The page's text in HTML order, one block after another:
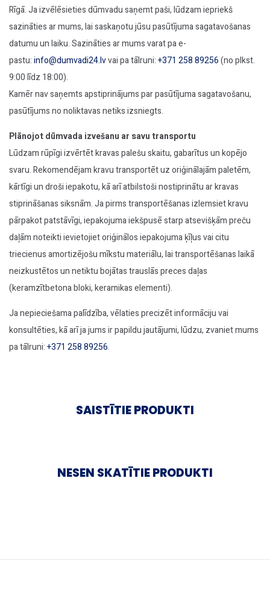
Rīgā. Ja izvēlēsieties dūmvadu saņemt paši, lūdzam iepriekš
sazināties ar mums, lai saskaņotu jūsu pasūtījuma sagatavošanas
datumu un laiku. Sazināties ar mums varat pa e-
pastu:info@dumvadi24.lvvai pa tālruni:+371 258 89256(no plkst.
9:00 līdz 18:00).
Kamēr nav saņemts apstiprinājums par pasūtījuma sagatavošanu,
pasūtījums no noliktavas netiks izsniegts.
Plānojot dūmvada izvešanu ar savu transportu
Lūdzam rūpīgi izvērtēt kravas palešu skaitu, gabarītus un kopējo
svaru. Rekomendējam kravu transportēt uz oriģinālajām paletēm,
kārtīgi un droši iepakotu, kā arī atbilstoši nostiprinātu ar kravas
stiprināšanas siksnām. Ja pirms transportēšanas izlemsiet kravu
pārpakot patstāvīgi, iepakojuma iekšpusē starp atsevišķām preču
daļām noteikti ievietojiet oriģinālos iepakojuma ķīļus vai citu
triecienus amortizējošu mīkstu materiālu, lai transportēšanas laikā
neizkustētos un netiktu bojātas trauslās preces daļas
(keramzītbetona bloki, keramikas elementi).
Ja nepieciešama palīdzība, vēlaties precizēt informāciju vai
konsultēties, kā arī ja jums ir papildu jautājumi, lūdzu, zvaniet mums
pa tālruni:+371 258 89256.
SAISTĪTIE PRODUKTI
NESEN SKATĪTIE PRODUKTI